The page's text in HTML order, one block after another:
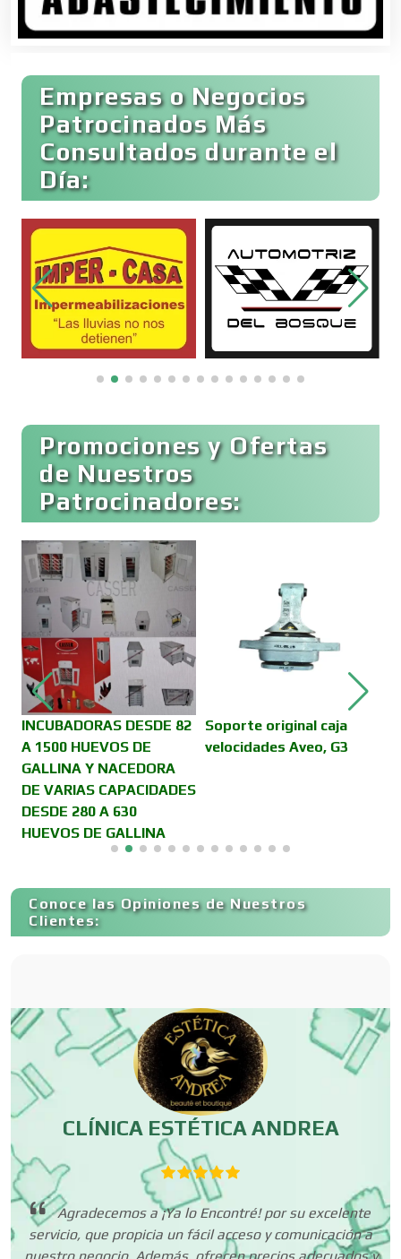
Bares y Cantinas
Basculas
Bebidas
Belleza
Bordados y Estampados
Cafeterías
Cajas de Ahorro
Cámaras de Comercio
Camiones para Fletes
Cancelería de Aluminio
Capacitación
Carnicerías
Centros Comerciales
Centros de Espectáculos
Centros de Nutrición
Centros Turísticos
Empresas o Negocios
Patrocinados Más
Consultados durante el
Día:
Promociones y Ofertas
de Nuestros
Patrocinadores:
INCUBADORAS DESDE 82
A 1500 HUEVOS DE
GALLINA Y NACEDORA
DE VARIAS CAPACIDADES
DESDE 280 A 630
HUEVOS DE GALLINA
Soporte original caja
velocidades Aveo, G3
Conoce las Opiniones de Nuestros
Clientes:
CLÍNICA ESTÉTICA ANDREA
Agradecemos a ¡Ya lo Encontré! por su excelente
servicio, que propicia un fácil acceso y comunicación a
nuestro negocio. Además, ofrecen precios adecuados y